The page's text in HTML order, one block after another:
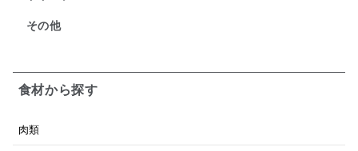
その他
食材から探す
肉類